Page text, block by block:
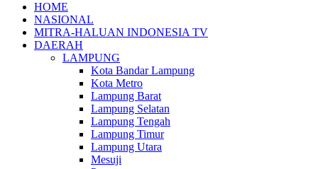
HOME
NASIONAL
MITRA-HALUAN INDONESIA TV
DAERAH
LAMPUNG
Kota Bandar Lampung
Kota Metro
Lampung Barat
Lampung Selatan
Lampung Tengah
Lampung Timur
Lampung Utara
Mesuji